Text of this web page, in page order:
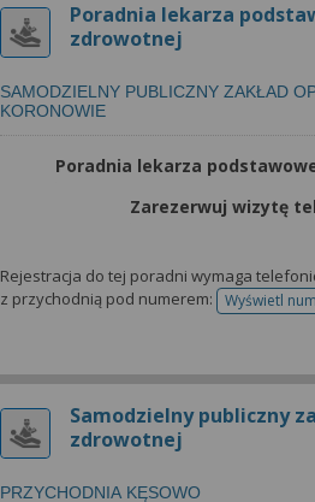
Poradnia lekarza
zdrowotnej
SAMODZIELNY PUBLICZNY ZAKŁAD
KORONOWIE
Poradnia lekarza
Zarezerwuj wizytę
Rejestracja do tej poradni wymaga
z przychodnią pod numerem:
Wyświetl
Samodzielny publiczny
zdrowotnej
PRZYCHODNIA KĘSOWO